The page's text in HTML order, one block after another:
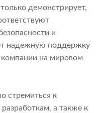
демонстрирует,
и
надежную поддержку
на мировом
стремиться к
а также к